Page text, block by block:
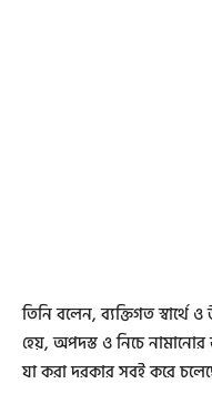
তিনি বলেন, ব্যক্তিগত স্বার্থে
হেয়, অপদস্ত ও নিচে
যা করা দরকার সবই করে